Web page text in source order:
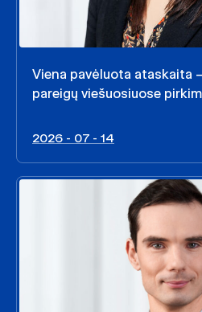
Viena pavėluota ataskaita
pareigų viešuosiuose
2026 - 07 - 14